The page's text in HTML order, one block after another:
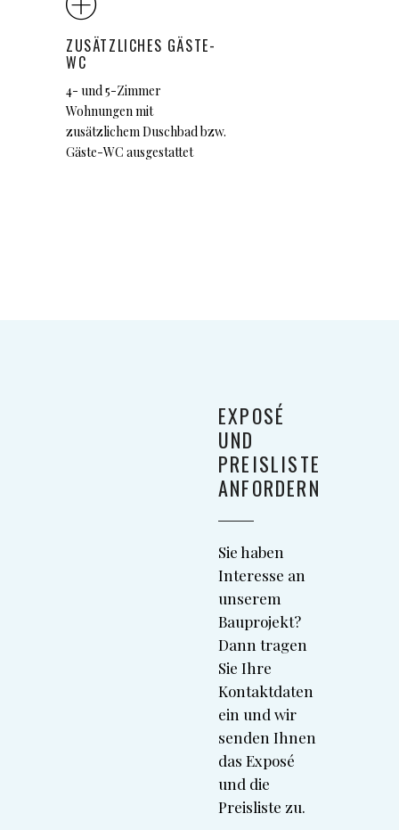
ZUSÄTZLICHES GÄSTE-
WC
4- und 5-Zimmer
Wohnungen mit
zusätzlichem Duschbad bzw.
Gäste-WC ausgestattet
EXPOSÉ
UND
PREISLISTE
ANFORDERN
Sie haben
Interesse an
unserem
Bauprojekt?
Dann tragen
Sie Ihre
Kontaktdaten
ein und wir
senden Ihnen
das Exposé
und die
Preisliste zu.